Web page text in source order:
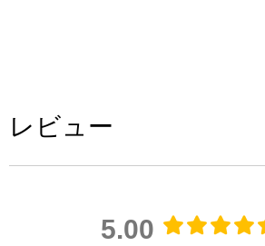
レビュー
5.00